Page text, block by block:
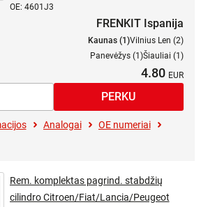
OE: 4601J3
FRENKIT Ispanija
Kaunas (1)Vilnius Len (2)
Panevėžys (1)Šiauliai (1)
4.80
Analogai
OE numeriai
Rem. komplektas pagrind. stabdžių
cilindro Citroen/Fiat/Lancia/Peugeot